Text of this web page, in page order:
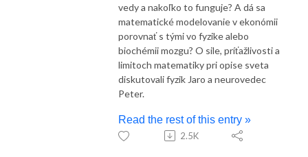
vedy a nakoľko to funguje? A dá sa
matematické modelovanie v ekonómii
porovnať s tými vo fyzike alebo
biochémii mozgu? O sile, príťažlivosti a
limitoch matematiky pri opise sveta
diskutovali fyzik Jaro a neurovedec
Peter.
Read the rest of this entry »
2.5K